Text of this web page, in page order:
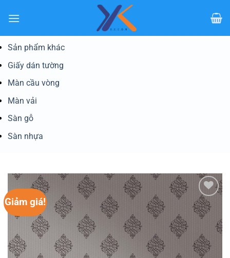
qua
dungSản phẩm khác
Giấy dán tường
Màn cầu vòng
Màn vải
Sàn gỗ
Sàn nhựa
Giảm giá!
Yêu
thích